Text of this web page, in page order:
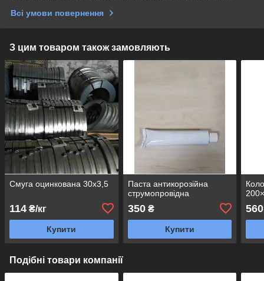
Всі умови повернення
З цим товаром також замовляють
Смуга оцинкована 30х3,5
114 ₴/кг
Купити
Паста антикорозійна
струмопровідна
350₴
Купити
560
Подібні товари компанії